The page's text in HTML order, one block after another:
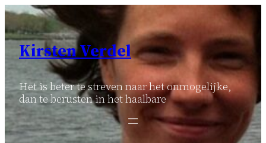
Ga
naar
inhoud
Kirsten Verdel
Het is beter te streven naar het onmogelijke,
dan te berusten in het haalbare